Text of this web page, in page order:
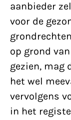
aanbieder
voor de
op grond
gezien, mag
het wel
vervolgens
in het